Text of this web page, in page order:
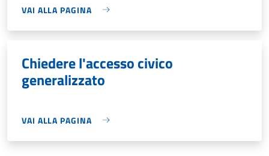
VAI ALLA PAGINA
Chiedere l'accesso civico
generalizzato
VAI ALLA PAGINA